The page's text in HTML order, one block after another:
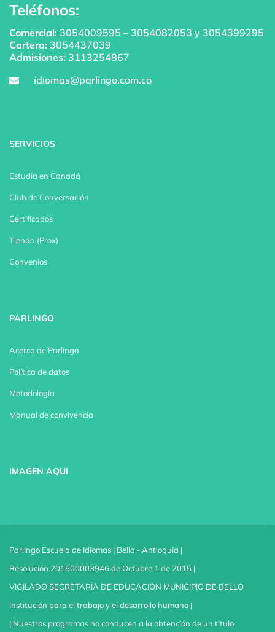
Teléfonos:
Comercial: 3054009595 – 3054082053 y 3054399295
Cartera: 3054437039
Admisiones: 3113254867
idiomas@parlingo.com.co
SERVICIOS
Estudia en Canadá
Club de Conversación
Certificados
Tienda (Prox)
Convenios
PARLINGO
Acerca de Parlingo
Política de datos
Metodología
Manual de convivencia
IMAGEN AQUI
Parlingo Escuela de Idiomas | Bello - Antioquia |
Resolución 201500003946 de Octubre 1 de 2015 |
VIGILADO SECRETARÍA DE EDUCACION MUNICIPIO DE BELLO
Institución para el trabajo y el desarrollo humano |
| Nuestros programas no conducen a la obtención de un titulo